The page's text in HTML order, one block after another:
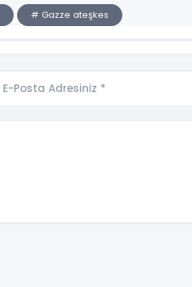
# Gazze ateşkes
E-Posta Adresiniz *